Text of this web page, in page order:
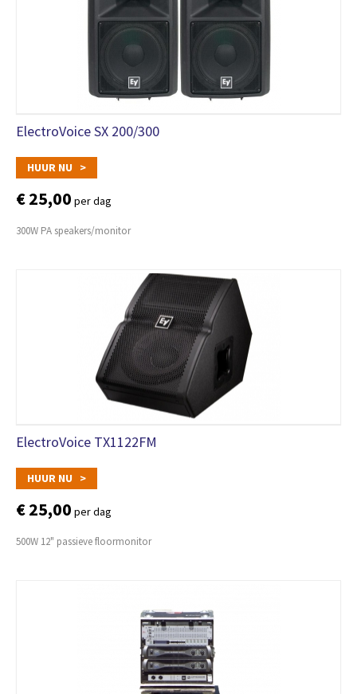
ElectroVoice SX 200/300
HUUR NU >
€ 25,00 per dag
300W PA speakers/monitor
ElectroVoice TX1122FM
HUUR NU >
€ 25,00 per dag
500W 12" passieve floormonitor